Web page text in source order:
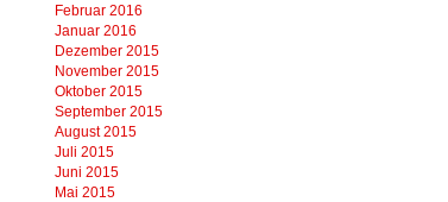
Februar 2016
Januar 2016
Dezember 2015
November 2015
Oktober 2015
September 2015
August 2015
Juli 2015
Juni 2015
Mai 2015